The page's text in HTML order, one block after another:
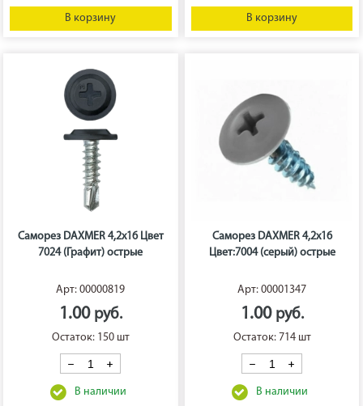
В корзину В корзину
Саморез DAXMER 4,2х16 Цвет
7024 (Графит) острые
Арт: 00000819
1.00
Остаток: 150 шт
Саморез DAXMER 4,2х16
Цвет:7004 (серый) острые
Арт: 00001347
1.00
Остаток: 714 шт